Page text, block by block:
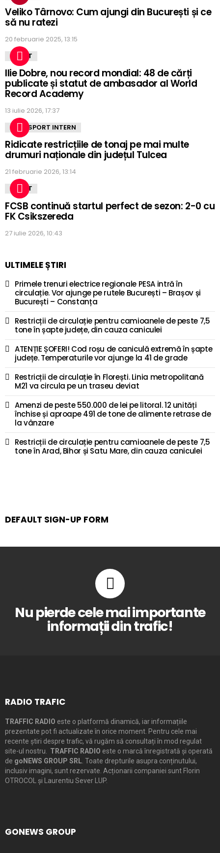
Veliko Târnovo: Cum ajungi din București și ce
să nu ratezi
20 februarie 2025, 13:15
SPORT
Ilie Dobre, nou record mondial: 48 de cărți
publicate și statut de ambasador al World
Record Academy
13 iulie 2026, 17:37
TRANSPORT INTERN
Ridicate restricțiile de tonaj pe mai multe
drumuri naționale din județul Tulcea
21 februarie 2026, 13:14
SPORT
FCSB continuă startul perfect de sezon: 2-0 cu
FK Csikszereda
27 iulie 2026, 10:43
ULTIMELE ȘTIRI
Primele trenuri electrice regionale PESA intră în
circulație. Vor ajunge pe rutele București – Brașov și
București – Constanța
Restricții de circulație pentru camioanele de peste 7,5
tone în șapte județe, din cauza caniculei
ATENȚIE ȘOFERI! Cod roșu de caniculă extremă în șapte
județe. Temperaturile vor ajunge la 41 de grade
Restricții de circulație în Florești. Linia metropolitană
M21 va circula pe un traseu deviat
Amenzi de peste 550.000 de lei pe litoral. 12 unități
închise și aproape 491 de tone de alimente retrase de
la vânzare
Restricții de circulație pentru camioanele de peste 7,5
tone în Arad, Bihor și Satu Mare, din cauza caniculei
DEFAULT SIGN-UP FORM
Nu pierde cele mai importante
informații din trafic!
RADIO TRAFIC
TRAFFIC RADIO este o platformă dinamică, iar informațiile
prezentate pot fi actualizate în orice moment. Pentru cele mai
recente știri despre trafic, vă rugăm să consultați în mod regulat
site-ul nostru. TRAFFIC RADIO este o marcă înregistrată și operată
de goNEWS GROUP SRL . Toate drepturile asupra conținutului,
inclusiv imagini, sunt rezervate. Acționarii companiei sunt Florin
OTROCOL și Laurentiu Sever LUP.
GONEWS GROUP